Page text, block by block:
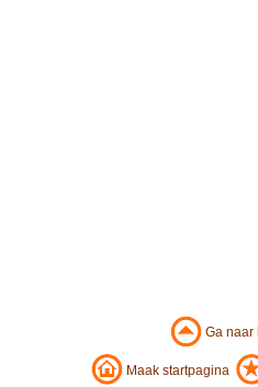
Ga
Maak startpagina